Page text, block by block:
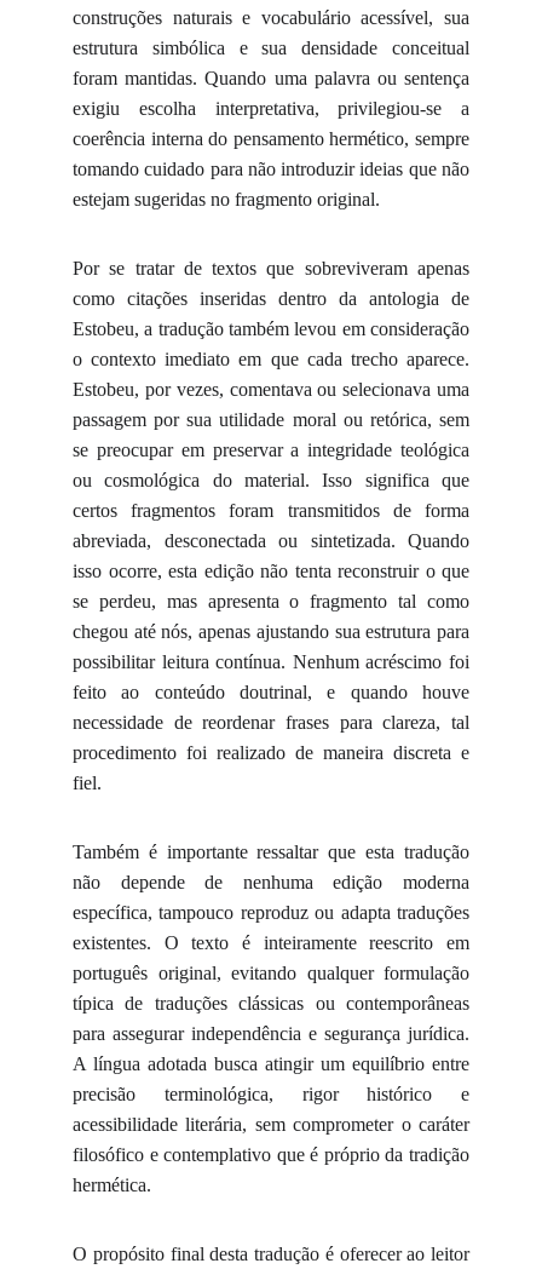
construções naturais e vocabulário acessível, sua
estrutura simbólica e sua densidade conceitual
foram mantidas. Quando uma palavra ou sentença
exigiu escolha interpretativa, privilegiou-se a
coerência interna do pensamento hermético, sempre
tomando cuidado para não introduzir ideias que não
estejam sugeridas no fragmento original.
Por se tratar de textos que sobreviveram apenas
como citações inseridas dentro da antologia de
Estobeu, a tradução também levou em consideração
o contexto imediato em que cada trecho aparece.
Estobeu, por vezes, comentava ou selecionava uma
passagem por sua utilidade moral ou retórica, sem
se preocupar em preservar a integridade teológica
ou cosmológica do material. Isso significa que
certos fragmentos foram transmitidos de forma
abreviada, desconectada ou sintetizada. Quando
isso ocorre, esta edição não tenta reconstruir o que
se perdeu, mas apresenta o fragmento tal como
chegou até nós, apenas ajustando sua estrutura para
possibilitar leitura contínua. Nenhum acréscimo foi
feito ao conteúdo doutrinal, e quando houve
necessidade de reordenar frases para clareza, tal
procedimento foi realizado de maneira discreta e
fiel.
Também é importante ressaltar que esta tradução
não depende de nenhuma edição moderna
específica, tampouco reproduz ou adapta traduções
existentes. O texto é inteiramente reescrito em
português original, evitando qualquer formulação
típica de traduções clássicas ou contemporâneas
para assegurar independência e segurança jurídica.
A língua adotada busca atingir um equilíbrio entre
precisão terminológica, rigor histórico e
acessibilidade literária, sem comprometer o caráter
filosófico e contemplativo que é próprio da tradição
hermética.
O propósito final desta tradução é oferecer ao leitor